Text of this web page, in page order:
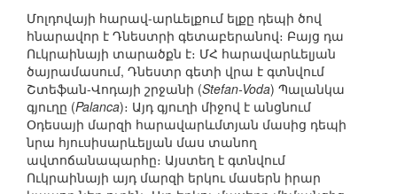
Մոլդովայի հարավ-արևելքում ելքը դեպի ծով
հնարավոր է Դնեստրի գետաբերանով։ Բայց դա
Ուկրաինայի տարածքն է։ ՄՀ հարավարևելյան
ծայրամասում, Դնեստր գետի վրա է գտնվում
Շտեֆան-Վոդայի շրջանի (Stefan-Voda) Պալանկա
գյուղը (Palanca)։ Այդ գյուղի միջով է անցնում
Օդեսայի մարզի հարավարևմտյան մասից դեպի
նրա հյուսիսարևելյան մաս տանող
ավտոճանապարհը։ Այստեղ է գտնվում
Ուկրաինայի այդ մարզի երկու մասերն իրար